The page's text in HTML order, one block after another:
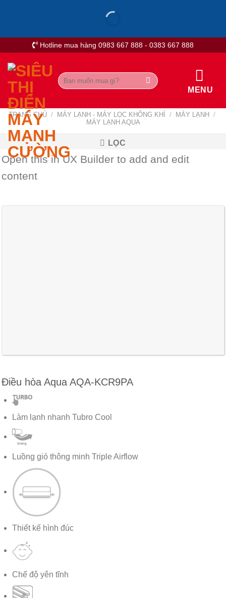
Hotline mua hàng 0983 667 888 - 0383 667 888
Tìm
kiếm:
MENU
TRANG CHỦ / MÁY LẠNH - MÁY LỌC KHÔNG KHÍ / MÁY LẠNH
/
MÁY LẠNH AQUA
LỌC
Open this in UX Builder to add and edit
content
Điều hòa Aqua AQA-KCR9PA
Làm lạnh nhanh Tubro Cool
Luồng gió thông minh Triple Airflow
Thiết kế hình đúc
Chế độ yên tĩnh